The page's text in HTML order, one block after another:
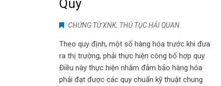
Quy
CHỨNG TỪ XNK, THỦ TỤC HẢI QUAN
Theo quy định, một số hàng hóa trước khi đưa
ra thị trường, phải thực hiện công bố hợp quy.
Điều này thực hiện nhằm đảm bảo hàng hóa
phải đạt được các quy chuẩn kỹ thuật chung